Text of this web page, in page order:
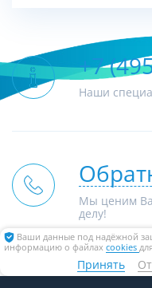
+7
Наши
Мы ценим
делу!
Ваши данные под надёжной
информацию о файлах cookies
Принять